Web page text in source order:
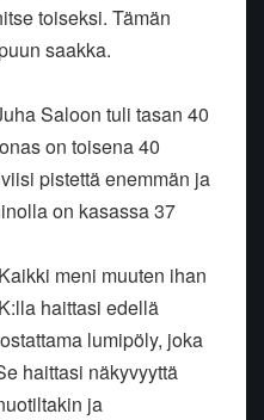
toiseksi. Tämän
saakka.
Saloon tuli tasan 40
on toisena 40
pistettä enemmän ja
on kasassa 37
meni muuten ihan
haittasi edellä
lumipöly, joka
haittasi näkyvyyttä
ja